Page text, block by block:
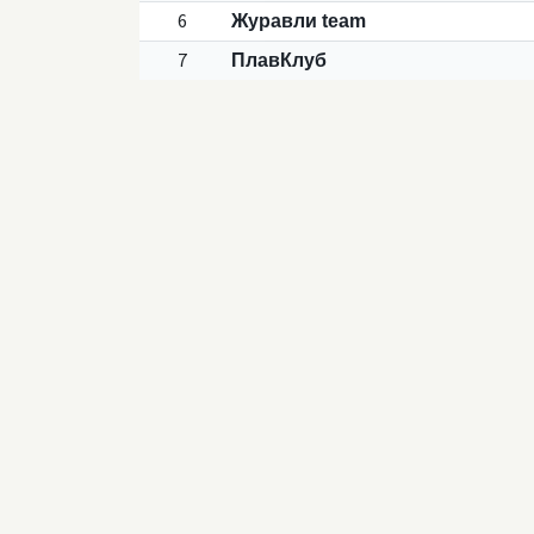
6
Журавли team
7
ПлавКлуб